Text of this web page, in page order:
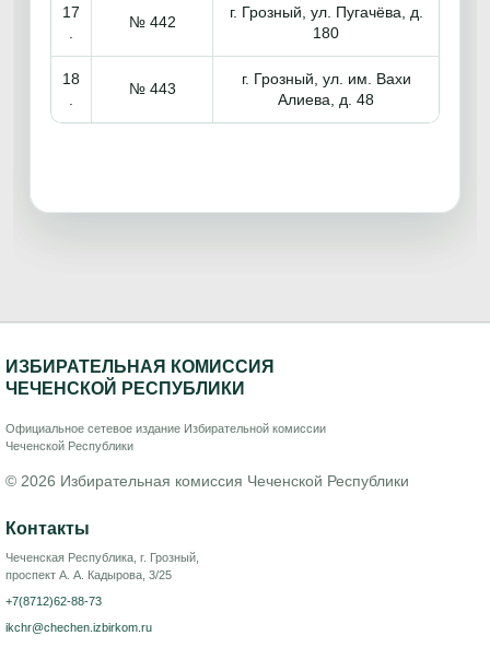
17
№ 442
г. Грозный, ул. Пугачёва, д.
180
18
№ 443
г. Грозный, ул. им. Вахи
Алиева, д. 48
ИЗБИРАТЕЛЬНАЯ КОМИССИЯ
ЧЕЧЕНСКОЙ РЕСПУБЛИКИ
Официальное сетевое издание Избирательной комиссии
Чеченской Республики
© 2026 Избирательная комиссия Чеченской Республики
Контакты
Чеченская Республика, г. Грозный,
проспект А. А. Кадырова, 3/25
+7(8712)62-88-73
ikchr@chechen.izbirkom.ru